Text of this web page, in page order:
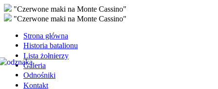
"Czerwone maki na Monte Cassino"
"Czerwone maki na Monte Cassino"
Strona główna
Historia batalionu
Lista żołnierzy
Galeria
Odnośniki
Kontakt